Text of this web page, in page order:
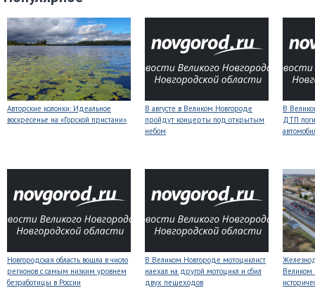
Авторские колонки: Идеальное
воскресенье на «Горской пристани»
В августе в Великом Новгороде
пройдут концерты под открытым
небом
В
ДТП
Новгородская область вошла в число
регионов с самым низким уровнем
безработицы в России
В Великом Новгороде мотоциклист
наехал на другой мотоцикл и сбил
двух пешеходов
Великом